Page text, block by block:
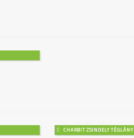
CHARBIT ZSINDELY TÉGLÁNY